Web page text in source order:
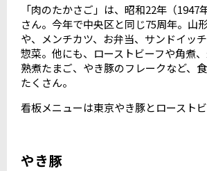
「肉のたかさご」は、昭和22年（1947
さん。今年で中央区と同じ75周年。山
や、メンチカツ、お弁当、サンドイッ
惣菜。他にも、ローストビーフや角煮
熟煮たまご、やき豚のフレークなど、
たくさん。
看板メニューは東京やき豚とローストビ
やき豚